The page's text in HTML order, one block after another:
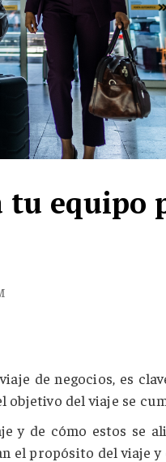
tu equipo
de negocios, es
objetivo del viaje se
y de cómo estos se
el propósito del viaje